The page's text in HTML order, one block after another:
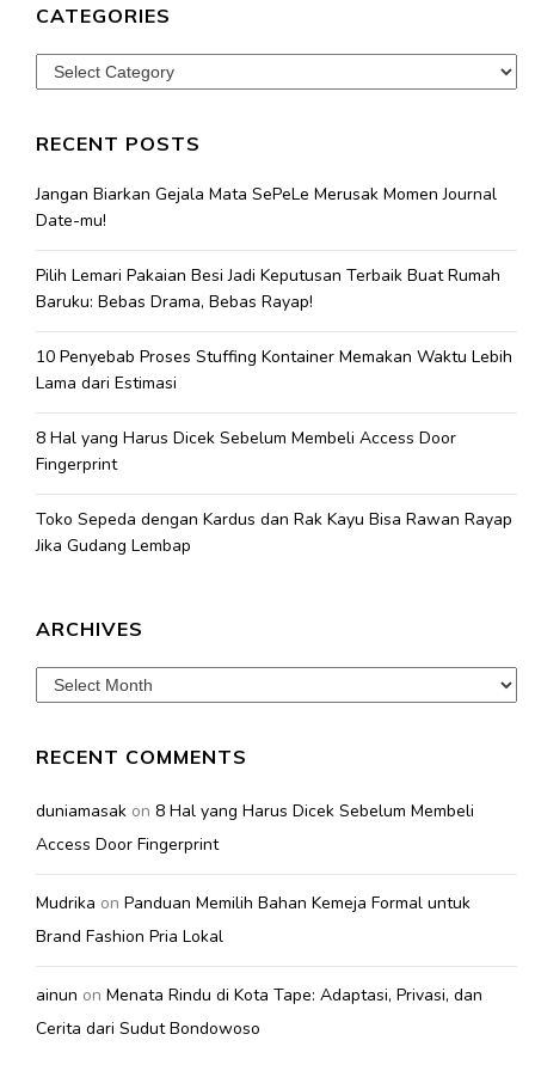
CATEGORIES
Categories
RECENT POSTS
Jangan Biarkan Gejala Mata SePeLe Merusak Momen Journal
Date-mu!
Pilih Lemari Pakaian Besi Jadi Keputusan Terbaik Buat Rumah
Baruku: Bebas Drama, Bebas Rayap!
10 Penyebab Proses Stuffing Kontainer Memakan Waktu Lebih
Lama dari Estimasi
8 Hal yang Harus Dicek Sebelum Membeli Access Door
Fingerprint
Toko Sepeda dengan Kardus dan Rak Kayu Bisa Rawan Rayap
Jika Gudang Lembap
ARCHIVES
Archives
RECENT COMMENTS
duniamasak on 8 Hal yang Harus Dicek Sebelum Membeli
Access Door Fingerprint
Mudrika on Panduan Memilih Bahan Kemeja Formal untuk
Brand Fashion Pria Lokal
ainun on Menata Rindu di Kota Tape: Adaptasi, Privasi, dan
Cerita dari Sudut Bondowoso